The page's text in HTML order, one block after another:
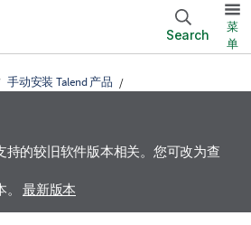
Search
菜
单
手动安装 Talend 产品
持的较旧软件版本相关。您可改为查
最新版本